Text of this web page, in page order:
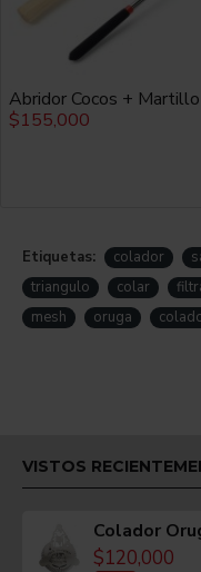
Al momento de servir
ya lista para consumir
Este atrapará todos los
bebida pase al vaso o
No incluye caja.
COLOR
Abridor Cocos + Martillo
$155,000
Etiquetas: colador
triangulo
colar
mesh
oruga
VISTOS
$120,000